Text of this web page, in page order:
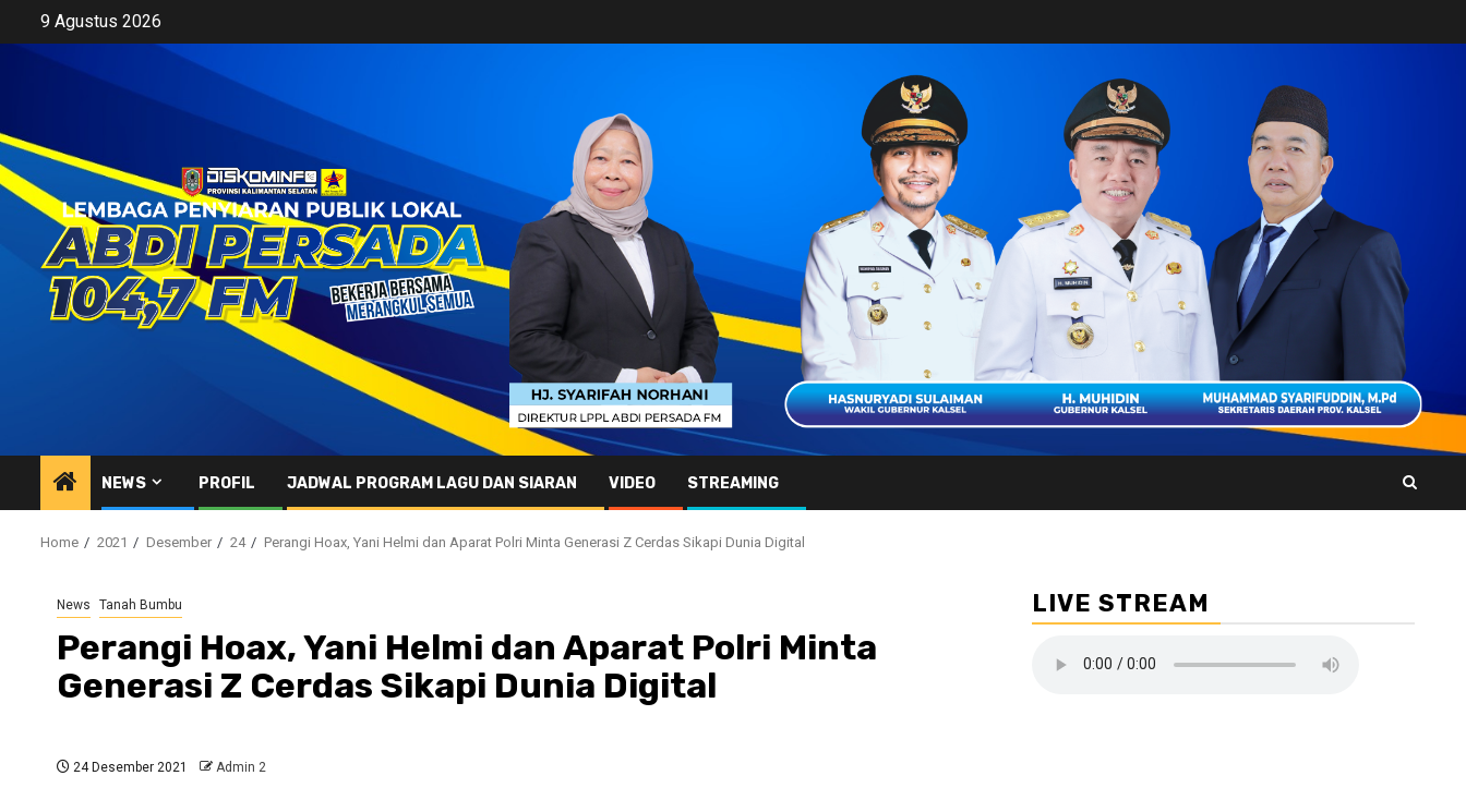
content
9 Agustus 2026
NEWS PROFIL JADWAL PROGRAM LAGU DAN SIARAN VIDEO STREAMING
Home 2021 Desember 24 Perangi Hoax, Yani Helmi dan Aparat Polri Minta Generasi Z Cerdas Sikapi Dunia Digital
News Tanah Bumbu
Perangi Hoax, Yani Helmi dan Aparat Polri Minta
Generasi Z Cerdas Sikapi Dunia Digital
24 Desember 2021 Admin 2
LIVE STREAM